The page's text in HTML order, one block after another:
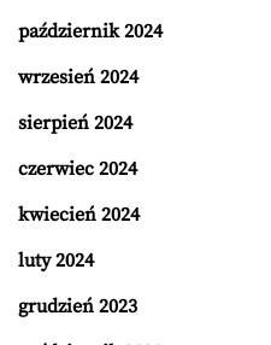
październik 2024
wrzesień 2024
sierpień 2024
czerwiec 2024
kwiecień 2024
luty 2024
grudzień 2023